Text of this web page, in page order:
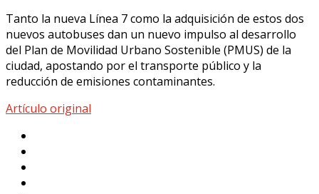
Tanto la nueva Línea 7 como la adquisición de estos dos
nuevos autobuses dan un nuevo impulso al desarrollo
del Plan de Movilidad Urbano Sostenible (PMUS) de la
ciudad, apostando por el transporte público y la
reducción de emisiones contaminantes.
Artículo original